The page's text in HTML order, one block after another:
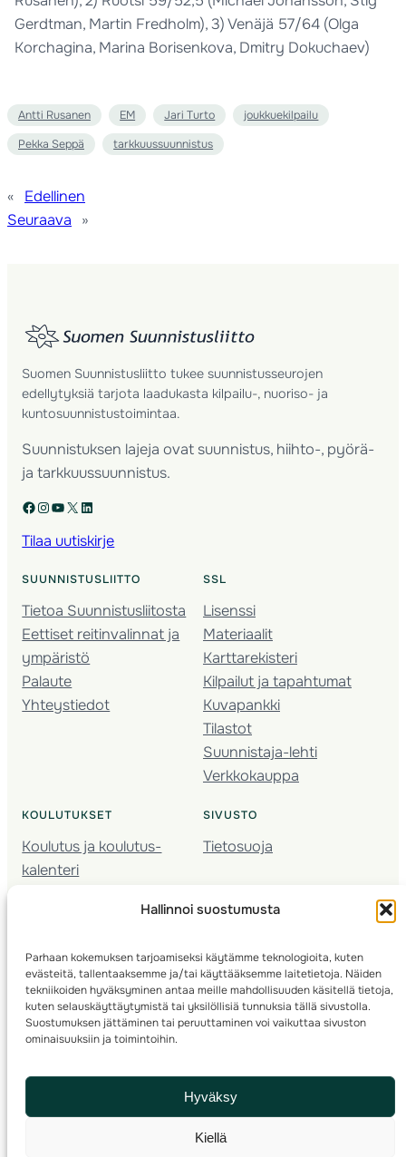
Hallinnoi suostumusta
Parhaan kokemuksen tarjoamiseksi käytämme teknologioita, kuten
evästeitä, tallentaaksemme ja/tai käyttääksemme laitetietoja. Näiden
tekniikoiden hyväksyminen antaa meille mahdollisuuden käsitellä tietoja,
kuten selauskäyttäytymistä tai yksilöllisiä tunnuksia tällä sivustolla.
Suostumuksen jättäminen tai peruuttaminen voi vaikuttaa sivuston
ominaisuuksiin ja toimintoihin.
Hyväksy
Kiellä
Gerdtman, Martin Fredholm), 3) Venäjä 57/64 (Olga
Korchagina, Marina Borisenkova, Dmitry Dokuchaev)
Antti Rusanen EM Jari Turto joukkuekilpailu
Pekka Seppä tarkkuussuunnistus
«
Edellinen
Seuraava
»
Suomen Suunnistusliitto tukee suunnistusseurojen
edellytyksiä tarjota laadukasta kilpailu-, nuoriso- ja
kuntosuunnistustoimintaa.
Suunnistuksen lajeja ovat suunnistus, hiihto-, pyörä-
ja tarkkuussuunnistus.
Facebook Instagram YouTube X LinkedIn
Tilaa uutiskirje
SUUNNISTUSLIITTO
Tietoa Suunnistusliitosta
Eettiset reitinvalinnat ja
ympäristö
Palaute
Yhteystiedot
SSL
Lisenssi
Materiaalit
Karttarekisteri
Kilpailut ja tapahtumat
Kuvapankki
Tilastot
Suunnistaja-lehti
Verkkokauppa
KOULUTUKSET
Koulutus ja koulutus­
kalenteri
Seura­kehittäminen
Kartoitus
Ratamestari
SIVUSTO
Tietosuoja
© 2025 ·Suomen Suunnistusliitto· Valimotie 10, 00380 Helsinki, Finland
info(a)suunnistusliitto.fi,Rastilipun asiat: rastilippu(a)suunnistusliitto.fi
Kilpailut ja kuntorastit – Rastilippu:::Rastilipun ohjeet